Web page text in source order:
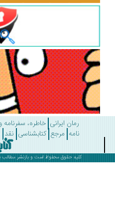
رمان ایرانی خاطره، سفرنامه و روایت
مرجع کتابشناسی نقد بایگانی
کلیه حقوق محفوظ است و بازنشر مطالب با ذکر